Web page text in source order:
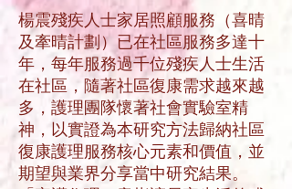
楊震殘疾人士家居照顧服務（喜晴
及牽晴計劃）已在社區服務多達十
年，每年服務過千位殘疾人士生活
在社區，隨著社區復康需求越來越
多，護理團隊懷著社會實驗室精
神，以實證為本研究方法歸納社區
復康護理服務核心元素和價值，並
期望與業界分享當中研究結果。